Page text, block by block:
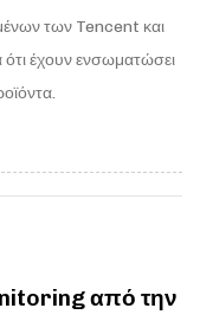
των Tencent και
έχουν ενσωματώσει
από την